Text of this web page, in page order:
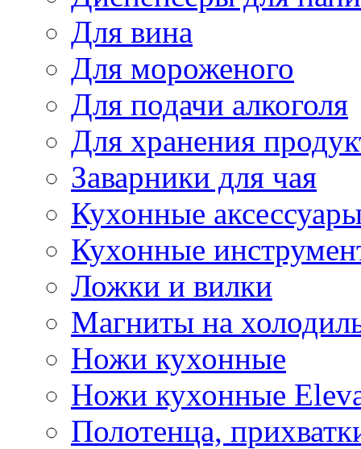
Для вина
Для мороженого
Для подачи алкоголя
Для хранения
Заварники для чая
Кухонные
Кухонные
Ложки и вилки
Магниты на
Ножи кухонные
Ножи кухонные
Полотенца,